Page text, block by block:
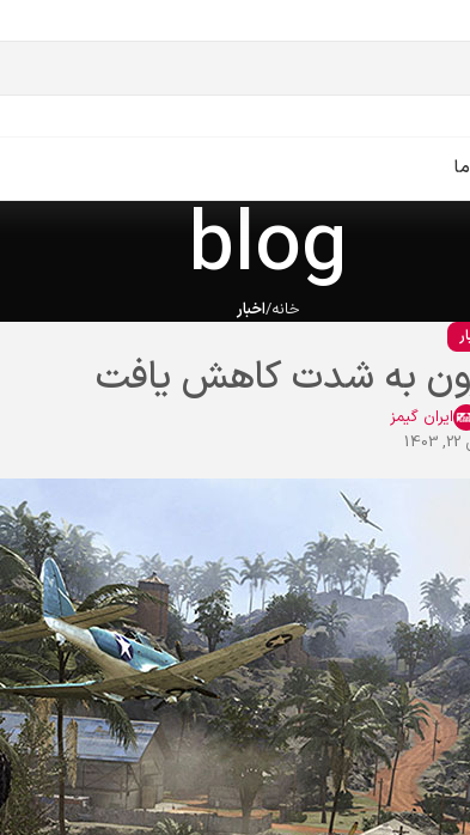
blog
خانه اخبار
به شدت کاهش یافت
ایران گیمز